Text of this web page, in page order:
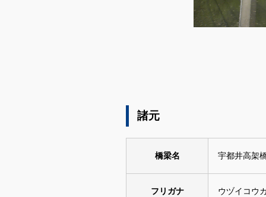
諸元
橋梁名 宇都井高架
フリガナ ウヅイコウ